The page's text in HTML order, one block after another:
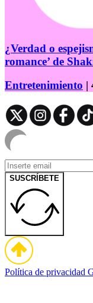
¿Verdad o
romance’ de
Entretenimiento |
SUSCRÍBETE
Política de privacidad